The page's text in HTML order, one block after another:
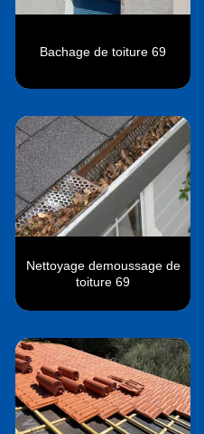
Bachage de toiture 69
Nettoyage demoussage de
toiture 69